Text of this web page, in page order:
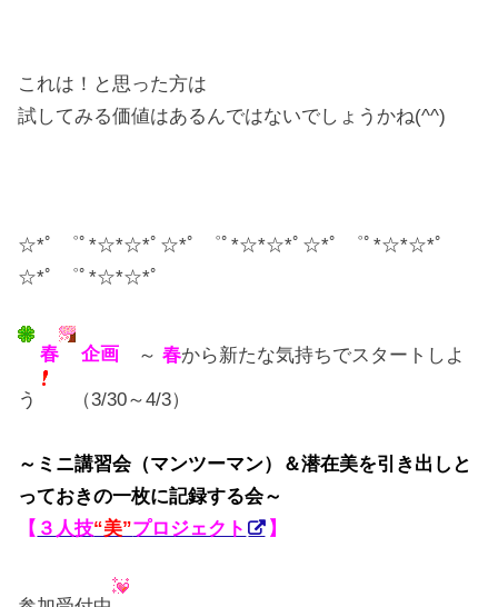
これは！と思った方は
試してみる価値はあるんではないでしょうかね(^^)
☆*ﾟ ゜ﾟ*☆*☆*ﾟ☆*ﾟ ゜ﾟ*☆*☆*ﾟ☆*ﾟ ゜ﾟ*☆*☆*ﾟ
☆*ﾟ ゜ﾟ*☆*☆*ﾟ
春 企画 ～春から新たな気持ちでスタートしよ
う （3/30～4/3）
～ミニ講習会（マンツーマン）＆潜在美を引き出しと
っておきの一枚に記録する会～
【 ３人技“美”プロジェクト 】